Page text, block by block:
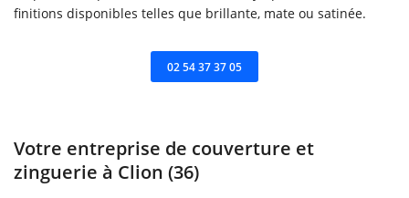
ACCUEIL
ISOLATION
finitions disponibles telles que brillante, mate ou satinée.
02 54 37 37 05
Votre entreprise de couverture et
zinguerie à Clion (36)